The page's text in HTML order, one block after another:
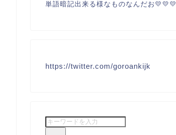
単語暗記出来る様なものなんだお💛💛💛
https://twitter.com/goroankijk